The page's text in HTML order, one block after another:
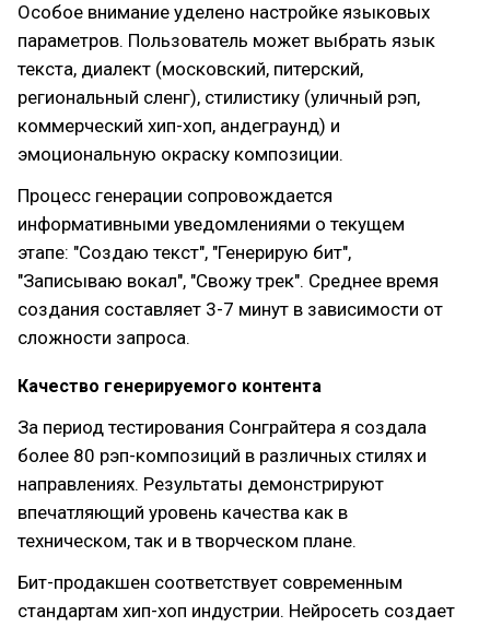
Особое внимание уделено настройке языковых
параметров. Пользователь может выбрать язык
текста, диалект (московский, питерский,
региональный сленг), стилистику (уличный рэп,
коммерческий хип-хоп, андеграунд) и
эмоциональную окраску композиции.
Процесс генерации сопровождается
информативными уведомлениями о текущем
этапе: "Создаю текст", "Генерирую бит",
"Записываю вокал", "Свожу трек". Среднее время
создания составляет 3-7 минут в зависимости от
сложности запроса.
Качество генерируемого контента
За период тестирования Сонграйтера я создала
более 80 рэп-композиций в различных стилях и
направлениях. Результаты демонстрируют
впечатляющий уровень качества как в
техническом, так и в творческом плане.
Бит-продакшен соответствует современным
стандартам хип-хоп индустрии. Нейросеть создает